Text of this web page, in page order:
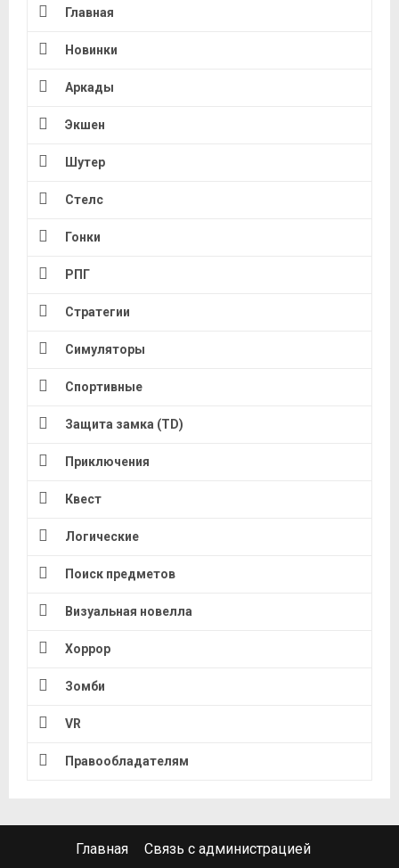
Главная
Новинки
Аркады
Экшен
Шутер
Стелс
Гонки
РПГ
Стратегии
Симуляторы
Спортивные
Защита замка (TD)
Приключения
Квест
Логические
Поиск предметов
Визуальная новелла
Хоррор
Зомби
VR
Правообладателям
Главная Связь с администрацией